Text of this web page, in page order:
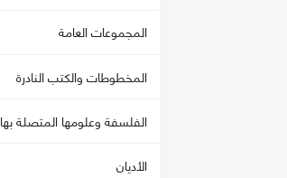
المجموعات العامة
المخطوطات والكتب النادرة
الفلسفة وعلومها المتصلة بها
الأديان